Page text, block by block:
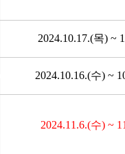
2024.10.17.(목) ~
2024.10.16.(수) ~
2024.11.6.(수) ~